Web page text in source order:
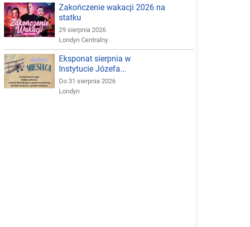
Zakończenie wakacji 2026 na
statku
29 sierpnia 2026
Londyn Centralny
Eksponat sierpnia w
Instytucie Józefa...
Do 31 sierpnia 2026
Londyn